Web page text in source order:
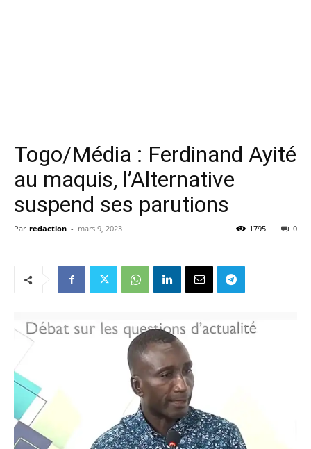
Togo/Média : Ferdinand Ayité
au maquis, l’Alternative
suspend ses parutions
Par redaction - mars 9, 2023 0
1795